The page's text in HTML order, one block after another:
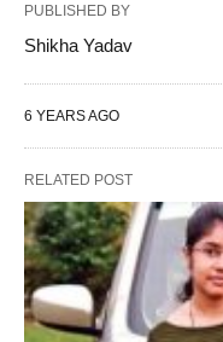
PUBLISHED BY
Shikha Yadav
6 YEARS AGO
RELATED POST